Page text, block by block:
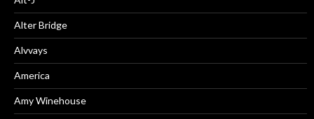
Alter Bridge
Alvvays
America
Amy Winehouse